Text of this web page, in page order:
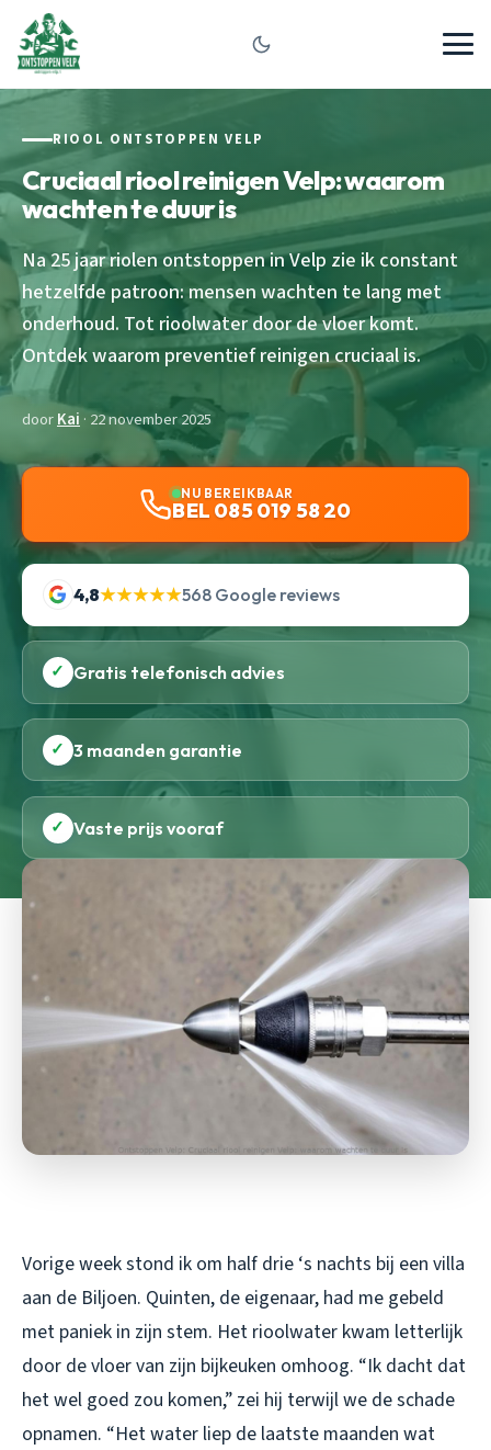
RIOOL ONTSTOPPEN VELP
Cruciaal riool reinigen Velp: waarom
wachten te duur is
Na 25 jaar riolen ontstoppen in Velp zie ik constant
hetzelfde patroon: mensen wachten te lang met
onderhoud. Tot rioolwater door de vloer komt.
Ontdek waarom preventief reinigen cruciaal is.
doorKai · 22 november 2025
NU BEREIKBAAR
BEL 085 019 58 20
4,8★★★★★568 Google reviews
✓ Gratis telefonisch advies
✓ 3 maanden garantie
✓ Vaste prijs vooraf
Vorige week stond ik om half drie ‘s nachts bij een villa
aan de Biljoen. Quinten, de eigenaar, had me gebeld
met paniek in zijn stem. Het rioolwater kwam letterlijk
door de vloer van zijn bijkeuken omhoog. “Ik dacht dat
het wel goed zou komen,” zei hij terwijl we de schade
opnamen. “Het water liep de laatste maanden wat